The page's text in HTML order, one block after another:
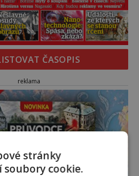
ČASOPIS
reklama
stránky
soubory cookie.